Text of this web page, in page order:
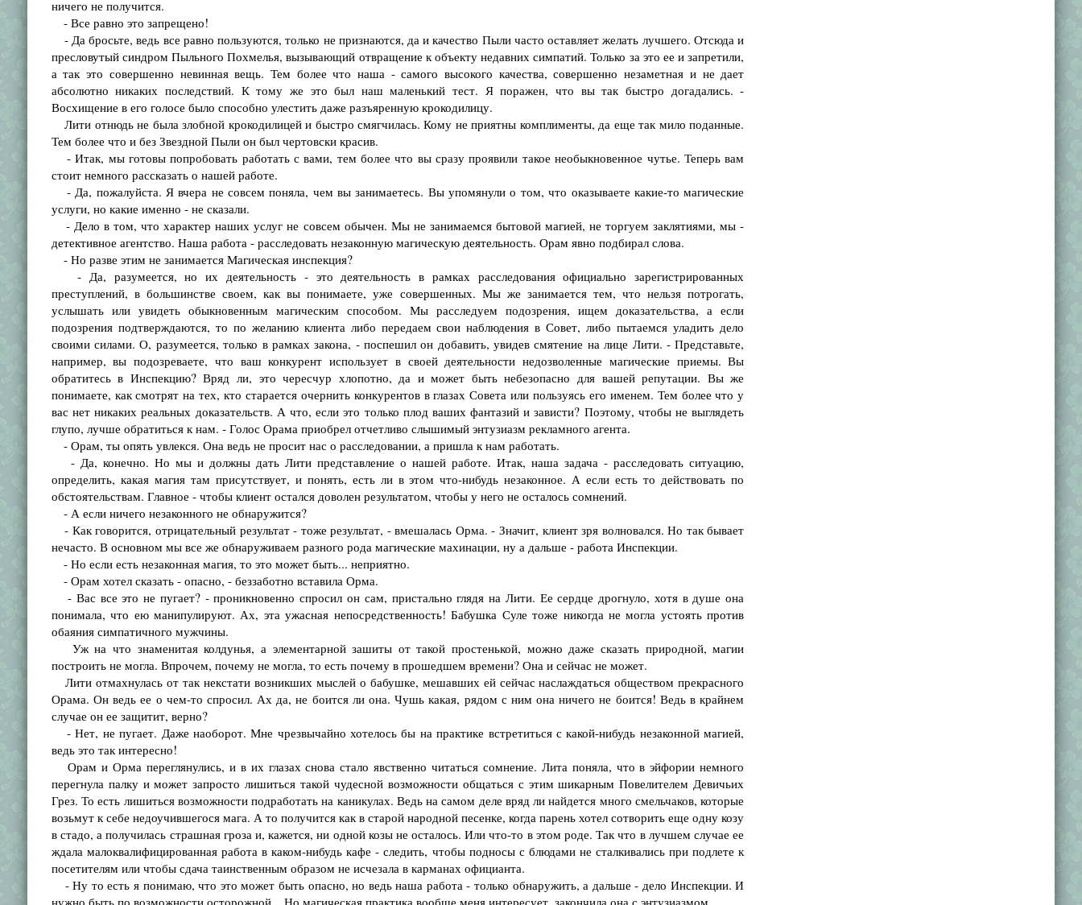
ничего не получится.
- Все равно это запрещено!
- Да бросьте, ведь все равно пользуются, только не признаются, да и качество Пыли часто оставляет желать лучшего. Отсюда и
пресловутый синдром Пыльного Похмелья, вызывающий отвращение к объекту недавних симпатий. Только за это ее и запретили,
а так это совершенно невинная вещь. Тем более что наша - самого высокого качества, совершенно незаметная и не дает
абсолютно никаких последствий. К тому же это был наш маленький тест. Я поражен, что вы так быстро догадались. -
Восхищение в его голосе было способно улестить даже разъяренную крокодилицу.
Лити отнюдь не была злобной крокодилицей и быстро смягчилась. Кому не приятны комплименты, да еще так мило поданные.
Тем более что и без Звездной Пыли он был чертовски красив.
- Итак, мы готовы попробовать работать с вами, тем более что вы сразу проявили такое необыкновенное чутье. Теперь вам
стоит немного рассказать о нашей работе.
- Да, пожалуйста. Я вчера не совсем поняла, чем вы занимаетесь. Вы упомянули о том, что оказываете какие-то магические
услуги, но какие именно - не сказали.
- Дело в том, что характер наших услуг не совсем обычен. Мы не занимаемся бытовой магией, не торгуем заклятиями, мы -
детективное агентство. Наша работа - расследовать незаконную магическую деятельность. Орам явно подбирал слова.
- Но разве этим не занимается Магическая инспекция?
- Да, разумеется, но их деятельность - это деятельность в рамках расследования официально зарегистрированных
преступлений, в большинстве своем, как вы понимаете, уже совершенных. Мы же занимается тем, что нельзя потрогать,
услышать или увидеть обыкновенным магическим способом. Мы расследуем подозрения, ищем доказательства, а если
подозрения подтверждаются, то по желанию клиента либо передаем свои наблюдения в Совет, либо пытаемся уладить дело
своими силами. О, разумеется, только в рамках закона, - поспешил он добавить, увидев смятение на лице Лити. - Представьте,
например, вы подозреваете, что ваш конкурент использует в своей деятельности недозволенные магические приемы. Вы
обратитесь в Инспекцию? Вряд ли, это чересчур хлопотно, да и может быть небезопасно для вашей репутации. Вы же
понимаете, как смотрят на тех, кто старается очернить конкурентов в глазах Совета или пользуясь его именем. Тем более что у
вас нет никаких реальных доказательств. А что, если это только плод ваших фантазий и зависти? Поэтому, чтобы не выглядеть
глупо, лучше обратиться к нам. - Голос Орама приобрел отчетливо слышимый энтузиазм рекламного агента.
- Орам, ты опять увлекся. Она ведь не просит нас о расследовании, а пришла к нам работать.
- Да, конечно. Но мы и должны дать Лити представление о нашей работе. Итак, наша задача - расследовать ситуацию,
определить, какая магия там присутствует, и понять, есть ли в этом что-нибудь незаконное. А если есть то действовать по
обстоятельствам. Главное - чтобы клиент остался доволен результатом, чтобы у него не осталось сомнений.
- А если ничего незаконного не обнаружится?
- Как говорится, отрицательный результат - тоже результат, - вмешалась Орма. - Значит, клиент зря волновался. Но так бывает
нечасто. В основном мы все же обнаруживаем разного рода магические махинации, ну а дальше - работа Инспекции.
- Но если есть незаконная магия, то это может быть... неприятно.
- Орам хотел сказать - опасно, - беззаботно вставила Орма.
- Вас все это не пугает? - проникновенно спросил он сам, пристально глядя на Лити. Ее сердце дрогнуло, хотя в душе она
понимала, что ею манипулируют. Ах, эта ужасная непосредственность! Бабушка Суле тоже никогда не могла устоять против
обаяния симпатичного мужчины.
Уж на что знаменитая колдунья, а элементарной зашиты от такой простенькой, можно даже сказать природной, магии
построить не могла. Впрочем, почему не могла, то есть почему в прошедшем времени? Она и сейчас не может.
Лити отмахнулась от так некстати возникших мыслей о бабушке, мешавших ей сейчас наслаждаться обществом прекрасного
Орама. Он ведь ее о чем-то спросил. Ах да, не боится ли она. Чушь какая, рядом с ним она ничего не боится! Ведь в крайнем
случае он ее защитит, верно?
- Нет, не пугает. Даже наоборот. Мне чрезвычайно хотелось бы на практике встретиться с какой-нибудь незаконной магией,
ведь это так интересно!
Орам и Орма переглянулись, и в их глазах снова стало явственно читаться сомнение. Лита поняла, что в эйфории немного
перегнула палку и может запросто лишиться такой чудесной возможности общаться с этим шикарным Повелителем Девичьих
Грез. То есть лишиться возможности подработать на каникулах. Ведь на самом деле вряд ли найдется много смельчаков, которые
возьмут к себе недоучившегося мага. А то получится как в старой народной песенке, когда парень хотел сотворить еще одну козу
в стадо, а получилась страшная гроза и, кажется, ни одной козы не осталось. Или что-то в этом роде. Так что в лучшем случае ее
ждала малоквалифицированная работа в каком-нибудь кафе - следить, чтобы подносы с блюдами не сталкивались при подлете к
посетителям или чтобы сдача таинственным образом не исчезала в карманах официанта.
- Ну то есть я понимаю, что это может быть опасно, но ведь наша работа - только обнаружить, а дальше - дело Инспекции. И
нужно быть по возможности осторожной... Но магическая практика вообще меня интересует, закончила она с энтузиазмом.